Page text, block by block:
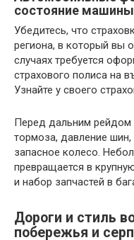
состояние машины
Убедитесь, что
региона, в который вы
случаях требуется
страхового полиса на
Узнайте у своего
Перед дальним рейдом
тормоза, давление
запасное колесо.
превращается в
и набор запчастей в
Дороги и стиль
побережья и